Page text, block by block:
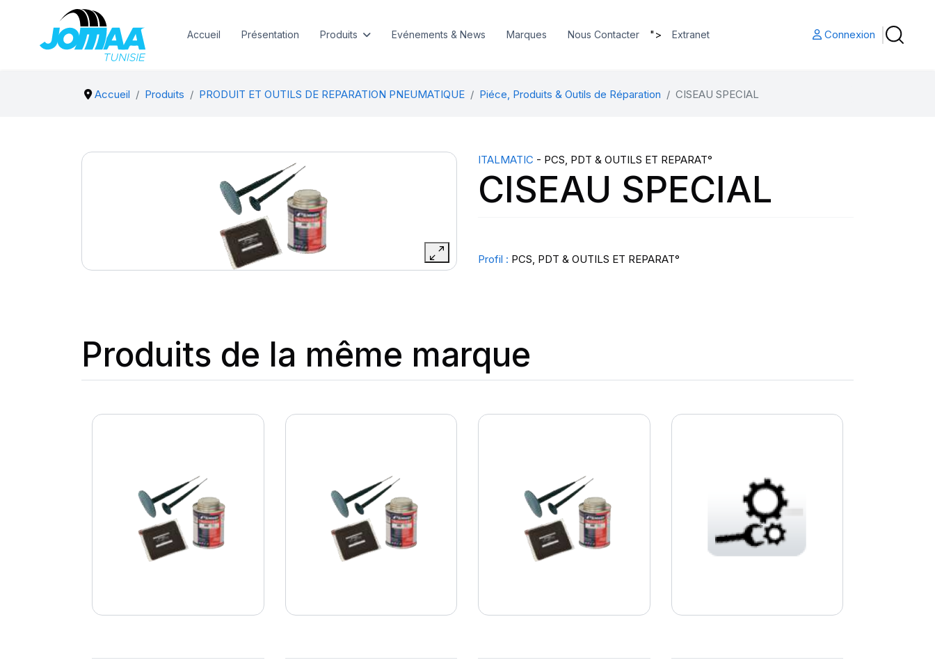
Accueil Présentation Produits Evénements & News Marques Nous Contacter "> Extranet Connexion
Accueil Produits PRODUIT ET OUTILS DE REPARATION PNEUMATIQUE Piéce, Produits & Outils de Réparation CISEAU SPECIAL
ITALMATIC - PCS, PDT & OUTILS ET REPARAT°
CISEAU SPECIAL
Profil : PCS, PDT & OUTILS ET REPARAT°
Produits de la même marque